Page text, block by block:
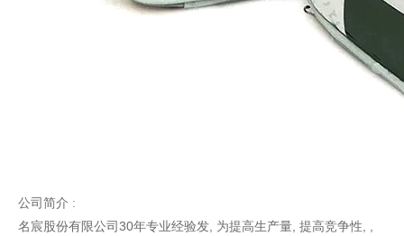
公司简介 :
名宸股份有限公司30年专业经验发, 为提高生产量, 提高竞争性, ,